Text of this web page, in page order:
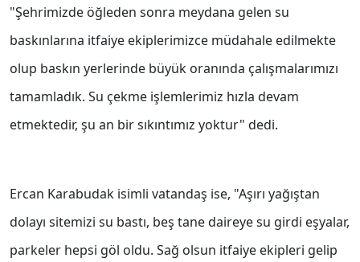
"Şehrimizde öğleden sonra meydana gelen su
baskınlarına itfaiye ekiplerimizce müdahale edilmekte
olup baskın yerlerinde büyük oranında çalışmalarımızı
tamamladık. Su çekme işlemlerimiz hızla devam
etmektedir, şu an bir sıkıntımız yoktur" dedi.
Ercan Karabudak isimli vatandaş ise, "Aşırı yağıştan
dolayı sitemizi su bastı, beş tane daireye su girdi eşyalar,
parkeler hepsi göl oldu. Sağ olsun itfaiye ekipleri gelip